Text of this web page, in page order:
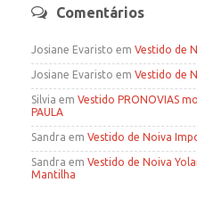
Comentários
Josiane Evaristo em Vestido de
Josiane Evaristo em Vestido de
Silvia em Vestido PRONOVIAS
PAULA
Sandra em Vestido de Noiva
Sandra em Vestido de Noiva
Mantilha